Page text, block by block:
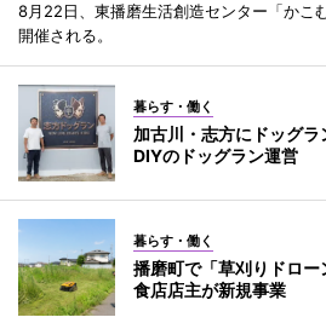
8月22日、東播磨生活創造センター「かこ
開催される。
暮らす・働く
加古川・志方にドッグ
DIYのドッグラン運営
暮らす・働く
播磨町で「草刈りドロ
食店店主が新規事業